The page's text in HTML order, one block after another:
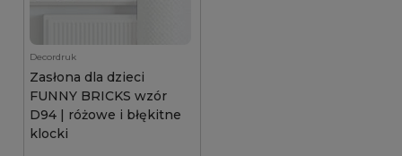
Decordruk
Zasłona dla dzieci
FUNNY BRICKS wzór
D94 | różowe i błękitne
klocki